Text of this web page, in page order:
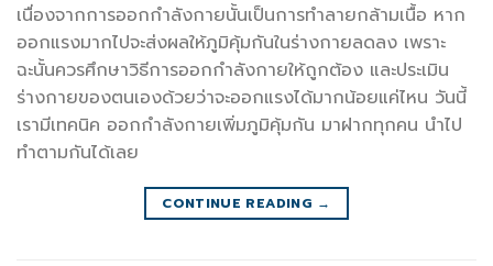
เนื่องจากการออกกำลังกายนั้นเป็นการทำลายกล้ามเนื้อ หาก
ออกแรงมากไปจะส่งผลให้ภูมิคุ้มกันในร่างกายลดลง เพราะ
ฉะนั้นควรศึกษาวิธีการออกกำลังกายให้ถูกต้อง และประเมิน
ร่างกายของตนเองด้วยว่าจะออกแรงได้มากน้อยแค่ไหน วันนี้
เรามีเทคนิค ออกกำลังกายเพิ่มภูมิคุ้มกัน มาฝากทุกคน นำไป
ทำตามกันได้เลย
CONTINUE READING →